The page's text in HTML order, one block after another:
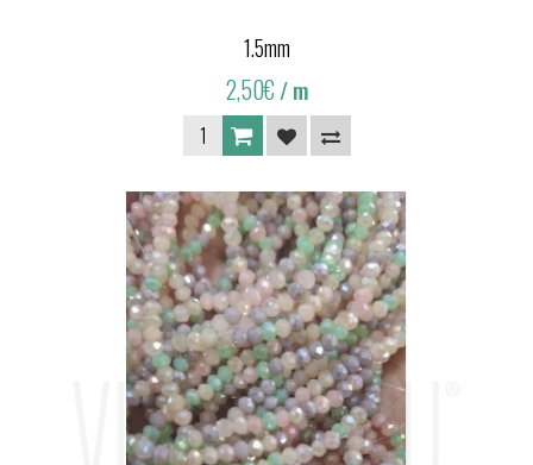
1.5mm
2,50€/ m